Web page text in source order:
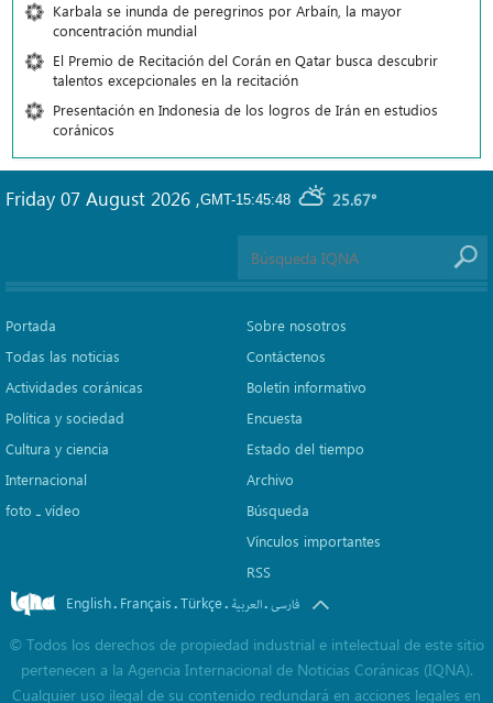
Karbala se inunda de peregrinos por Arbaín, la mayor
concentración mundial
El Premio de Recitación del Corán en Qatar busca descubrir
talentos excepcionales en la recitación
Presentación en Indonesia de los logros de Irán en estudios
coránicos
GMT-15:45:48 25.67°
Friday 07 August 2026 ,
Portada
Todas las noticias
Actividades coránicas
Política y sociedad
Cultura y ciencia
Internacional
foto ـ vídeo
Sobre nosotros
Contáctenos
Boletín informativo
Encuesta
Estado del tiempo
Archivo
Búsqueda
Vínculos importantes
RSS
English. Français.Türkçe. العربیة.فارسی
© Todos los derechos de propiedad industrial e intelectual de este sitio
pertenecen a la Agencia Internacional de Noticias Coránicas (IQNA).
Cualquier uso ilegal de su contenido redundará en acciones legales en